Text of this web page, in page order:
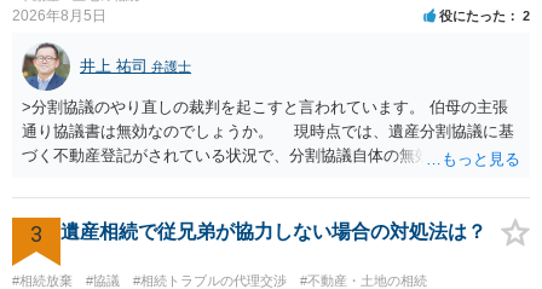
限までに届けばよい）で十分です。 詳細は、書面記載の裁判所書記官
にお問い合わせください。 以上、ご参考まで。
2026年8月5日 役にたった 2
井上 祐司 弁護士
>分割協議のやり直しの裁判を起こすと言われています。 伯母の主張
通り協議書は無効なのでしょうか。 現時点では、遺産分割協議に基
づく不動産登記がされている状況で、分割協議自体の無効を裁判所が
方の訴訟の主張及び立証次第ですが、 ・御祖母様の認知能力に関する
医師の意見書、筆跡鑑定 が提出されればその効力が否定される可能性
はありますが、 ・伯母様自身が分割協議に加わっていること ・御祖母
様の意に反する遺産分割協議を行う実益が誰にあったかの立証が困難
3 遺産相続で従兄弟が協力しない場合の対処法は？
#相続放棄 #協議 #相続トラブルの代理交渉
#不動産・土地の相続